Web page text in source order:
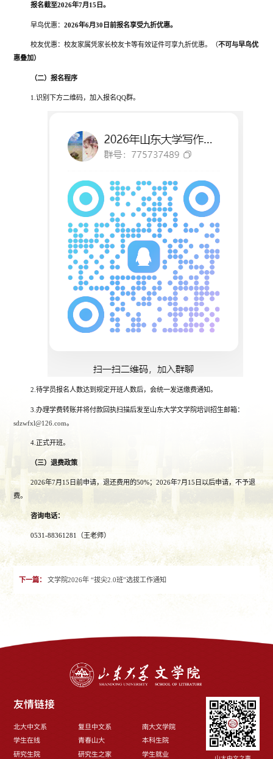
报名截至2026年7月15日。
早鸟优惠：2026年6月30日前报名享受九折优惠。
校友优惠：校友家属凭家长校友卡等有效证件可享九折优惠。（不可与早鸟优
惠叠加）
（二）报名程序
1.识别下方二维码，加入报名QQ群。
2.待学员报名人数达到规定开班人数后，会统一发送缴费通知。
3.办理学费转账并将付款回执扫描后发至山东大学文学院培训招生邮箱：
sdzwfxl@126.com。
4.正式开班。
（三）退费政策
2026年7月15日前申请，退还费用的50%；2026年7月15日以后申请，不予退
费。
咨询电话：
0531-88361281（王老师）
下一篇： 文学院2026年 “拔尖2.0班”选拔工作通知
友情链接
北大中文系 复旦中文系
南大文学院
学生在线
青春山大
本科生院
研究生院
研究生之家 学生就业